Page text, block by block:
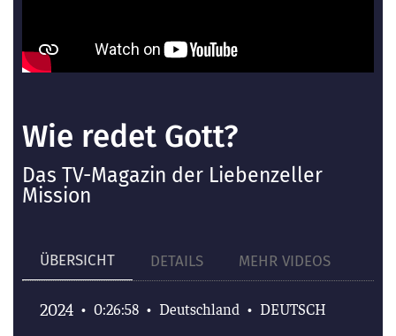
Wie redet Gott?
Das TV-Magazin der Liebenzeller
Mission
ÜBERSICHT DETAILS MEHR VIDEOS
2024 • 0:26:58 • Deutschland • DEUTSCH